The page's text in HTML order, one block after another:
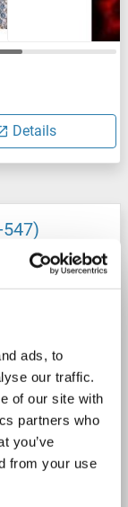
ads, to
our traffic.
of our site with
partners who
you’ve
from your use
Details
Wirt: Kaninchen